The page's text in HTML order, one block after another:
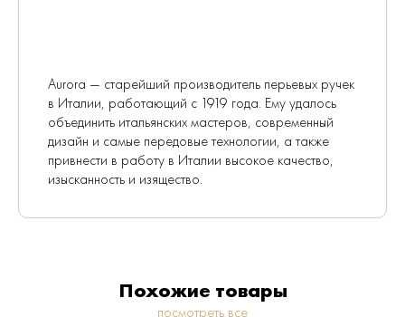
Aurora — старейший производитель перьевых ручек
в Италии, работающий с 1919 года. Ему удалось
объединить итальянских мастеров, современный
дизайн и самые передовые технологии, а также
привнести в работу в Италии высокое качество,
изысканность и изящество.
Похожие товары
посмотреть все